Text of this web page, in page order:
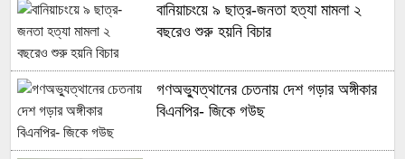
বানিয়াচংয়ে ৯ ছাত্র-জনতা হত্যা মামলা ২
বছরেও শুরু হয়নি বিচার
গণঅভ্যুত্থানের চেতনায় দেশ গড়ার অঙ্গীকার
বিএনপির- জিকে গউছ